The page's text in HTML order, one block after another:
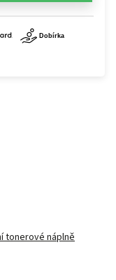
tonerové náplně